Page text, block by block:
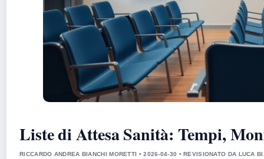
Liste di Attesa Sanità: Tempi,
RICCARDO ANDREA BIANCHI MORETTI • 2026-04-30 • REVISIONATO DA LUCA